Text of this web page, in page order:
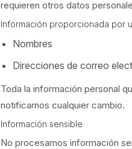
requieren otros datos
Información proporcionada por
Nombres
Direcciones de correo
Toda la información personal
notificarnos cualquier cambio.
Información sensible
No procesamos información